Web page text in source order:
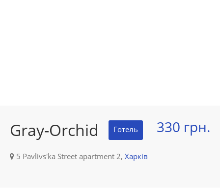
Gray-Orchid Готель 330 грн.
5 Pavlivs'ka Street apartment 2, Харків